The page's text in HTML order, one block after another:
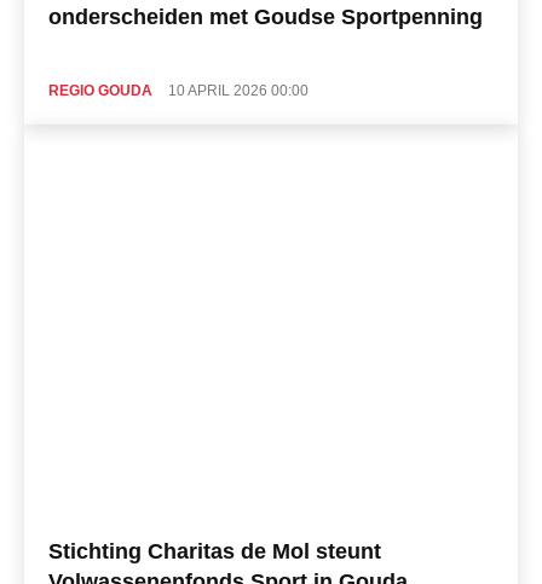
onderscheiden met Goudse Sportpenning
REGIO GOUDA 10 APRIL 2026 00:00
Stichting Charitas de Mol steunt